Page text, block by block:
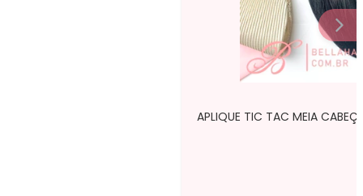
APLIQUE TIC TAC MEIA